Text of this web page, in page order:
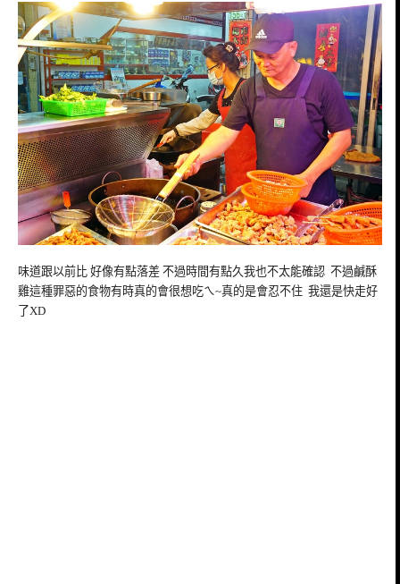
味道跟以前比 好像有點落差 不過時間有點久我也不太能確認 不過鹹酥
雞這種罪惡的食物有時真的會很想吃ㄟ~真的是會忍不住 我還是快走好
了XD